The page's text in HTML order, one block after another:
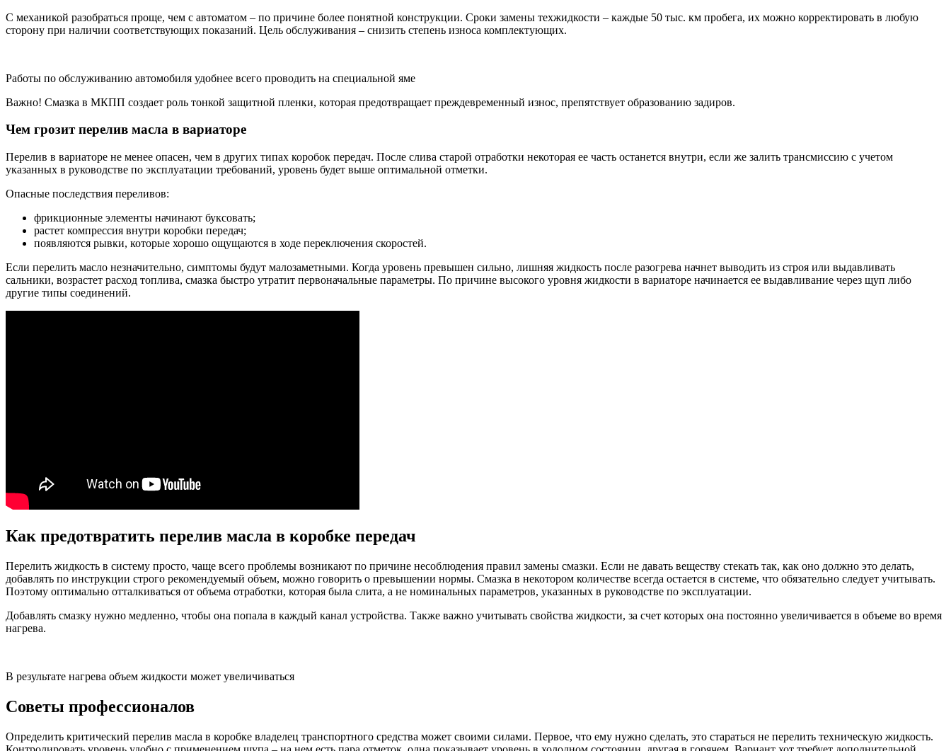
С механикой разобраться проще, чем с автоматом – по причине более понятной конструкции. Сроки замены техжидкости – каждые 50 тыс. км пробега, их можно корректировать в любую
сторону при наличии соответствующих показаний. Цель обслуживания – снизить степень износа комплектующих.
Работы по обслуживанию автомобиля удобнее всего проводить на специальной яме
Важно! Смазка в МКПП создает роль тонкой защитной пленки, которая предотвращает преждевременный износ, препятствует образованию задиров.
Чем грозит перелив масла в вариаторе
Перелив в вариаторе не менее опасен, чем в других типах коробок передач. После слива старой отработки некоторая ее часть останется внутри, если же залить трансмиссию с учетом
указанных в руководстве по эксплуатации требований, уровень будет выше оптимальной отметки.
Опасные последствия переливов:
фрикционные элементы начинают буксовать;
растет компрессия внутри коробки передач;
появляются рывки, которые хорошо ощущаются в ходе переключения скоростей.
Если перелить масло незначительно, симптомы будут малозаметными. Когда уровень превышен сильно, лишняя жидкость после разогрева начнет выводить из строя или выдавливать
сальники, возрастет расход топлива, смазка быстро утратит первоначальные параметры. По причине высокого уровня жидкости в вариаторе начинается ее выдавливание через щуп либо
другие типы соединений.
Как предотвратить перелив масла в коробке передач
Перелить жидкость в систему просто, чаще всего проблемы возникают по причине несоблюдения правил замены смазки. Если не давать веществу стекать так, как оно должно это делать,
добавлять по инструкции строго рекомендуемый объем, можно говорить о превышении нормы. Смазка в некотором количестве всегда остается в системе, что обязательно следует учитывать.
Поэтому оптимально отталкиваться от объема отработки, которая была слита, а не номинальных параметров, указанных в руководстве по эксплуатации.
Добавлять смазку нужно медленно, чтобы она попала в каждый канал устройства. Также важно учитывать свойства жидкости, за счет которых она постоянно увеличивается в объеме во время
нагрева.
В результате нагрева объем жидкости может увеличиваться
Советы профессионалов
Определить критический перелив масла в коробке владелец транспортного средства может своими силами. Первое, что ему нужно сделать, это стараться не перелить техническую жидкость.